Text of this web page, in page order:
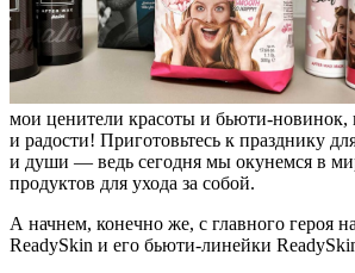
мои ценители красоты и бьюти-новинок,
и радости! Приготовьтесь к празднику
и души — ведь сегодня мы окунемся в
продуктов для ухода за собой.
А начнем, конечно же, с главного героя
ReadySkin и его бьюти-линейки